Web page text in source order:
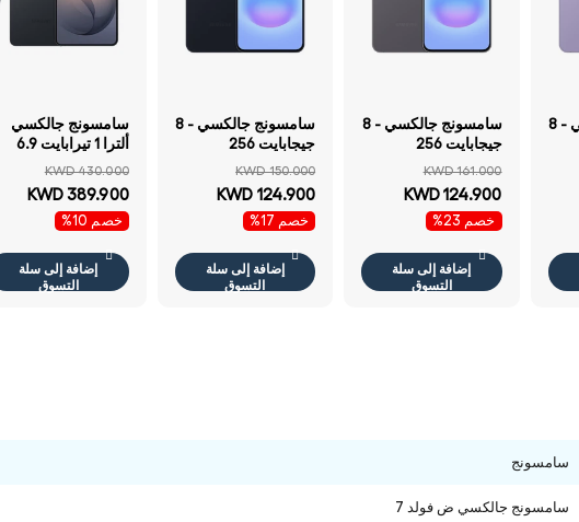
سامسونج جالكسي - 8
سامسونج جالكسي - 8
جيجابايت 256
هاتف
KWD 161.000
KWD 124.900
خصم 23%
إضافة إلى سلة
التسوق
سامسونج جالكسي - 8
جيجابايت 256
بلس مقاس 6.7 بوصة
- هاتف
KWD 150.000
KWD 124.900
خصم 17%
إضافة إلى سلة
التسوق
سامسونج جالكسي
ألترا 1 تيرابايت 6.9
هاتف
KWD 430.000
KWD 389.900
خصم 10%
إضافة إلى سلة
التسوق
سامسونج
سامسونج جالكسي ض فولد 7